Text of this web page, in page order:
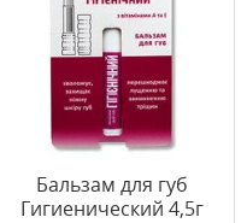
Бальзам для губ
Гигиенический 4,5г